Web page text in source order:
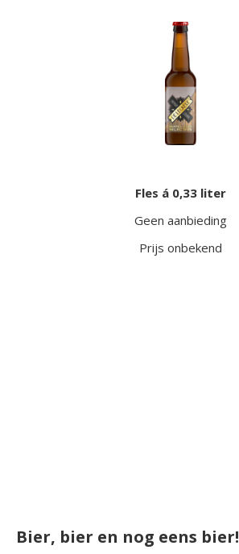
Fles á 0,33 liter
Geen aanbieding
Prijs onbekend
Bier, bier en nog eens bier!